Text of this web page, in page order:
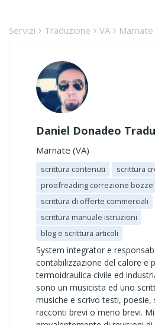
Servizi Traduzione VA Marnate
Daniel Donadeo
Marnate (VA)
scrittura contenuti
scrittura
proofreading correzione bozze
scrittura di offerte commerciali
scrittura manuale istruzioni
blog e scrittura articoli
System integrator e
contabilizzazione del calore e
termoidraulica civile ed
sono un musicista ed uno
musiche e scrivo testi, poesie,
racconti brevi o meno brevi.